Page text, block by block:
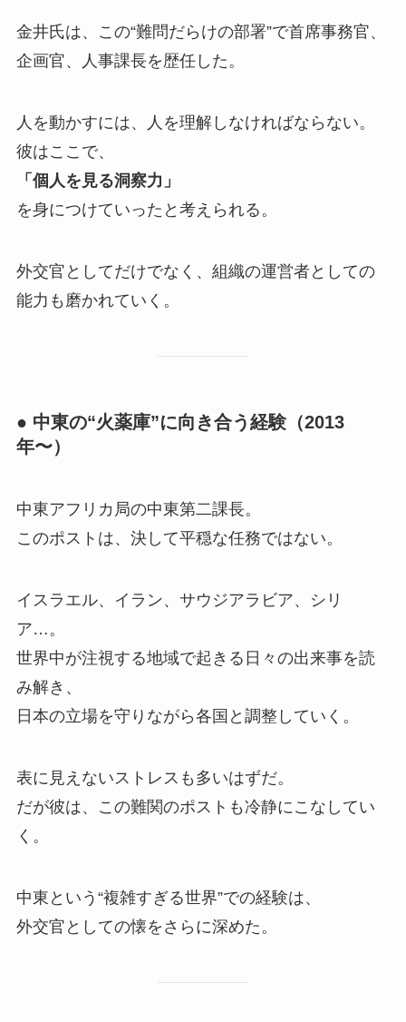
金井氏は、この“難問だらけの部署”で首席事務官、
企画官、人事課長を歴任した。
人を動かすには、人を理解しなければならない。
彼はここで、
「個人を見る洞察力」
を身につけていったと考えられる。
外交官としてだけでなく、組織の運営者としての
能力も磨かれていく。
● 中東の“火薬庫”に向き合う経験（2013
年〜）
中東アフリカ局の中東第二課長。
このポストは、決して平穏な任務ではない。
イスラエル、イラン、サウジアラビア、シリ
ア…。
世界中が注視する地域で起きる日々の出来事を読
み解き、
日本の立場を守りながら各国と調整していく。
表に見えないストレスも多いはずだ。
だが彼は、この難関のポストも冷静にこなしてい
く。
中東という“複雑すぎる世界”での経験は、
外交官としての懐をさらに深めた。